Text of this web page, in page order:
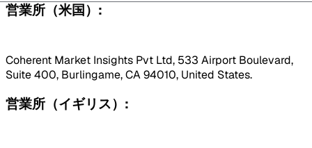
営業所（米国）:
Coherent Market Insights Pvt Ltd, 533 Airport Boulevard,
Suite 400, Burlingame, CA 94010, United States.
営業所（イギリス）: